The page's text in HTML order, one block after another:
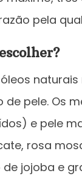
pela
de pele. Os
e pele
rosa
jojoba e